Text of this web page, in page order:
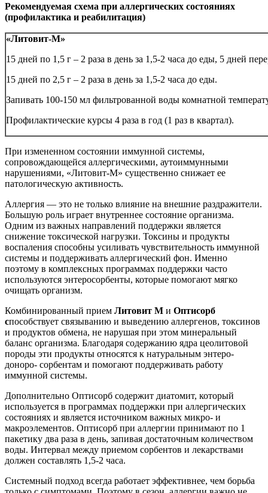
Рекомендуемая схема при аллергических состояниях
(профилактика и реабилитация)
«Литовит-М»
15 дней по 1,5 г – 2 раза в день за 1,5-2 часа до еды, 5 дней
15 дней по 2,5 г – 2 раза в день за 1,5-2 часа до еды.
Запивать 100-150 мл фильтрованной воды комнатной
Профилактические курсы 4 раза в год (1 раз в квартал).
При измененном состоянии иммунной системы,
сопровождающейся аллергическими, аутоиммунными
нарушениями, «Литовит-М» существенно снижает ее
патологическую активность.
Аллергия — это не только влияние на внешние раздражители.
Большую роль играет внутреннее состояние организма.
Одним из важных направлений поддержки является
снижение токсической нагрузки. Токсины и продукты
воспаления способны усиливать чувствительность иммунной
системы и поддерживать аллергический фон. Именно
поэтому в комплексных программах поддержки часто
используются энтеросорбенты, которые помогают мягко
очищать организм.
Комбинированный прием Литовит М и Оптисорб
способствует связыванию и выведению аллергенов, токсинов
и продуктов обмена, не нарушая при этом минеральный
баланс организма. Благодаря содержанию ядра цеолитовой
породы эти продукты относятся к натуральным энтеро-
доноро- сорбентам и помогают поддерживать работу
иммунной системы.
Дополнительно Оптисорб содержит диатомит, который
используется в программах поддержки при аллергических
состояниях и является источником важных микро- и
макроэлементов. Оптисорб при аллергии принимают по 1
пакетику два раза в день, запивая достаточным количеством
воды. Интервал между приемом сорбентов и лекарствами
должен составлять 1,5-2 часа.
Системный подход всегда работает эффективнее, чем борьба